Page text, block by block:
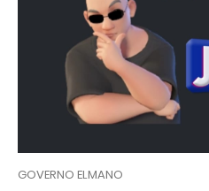
GOVERNO ELMANO